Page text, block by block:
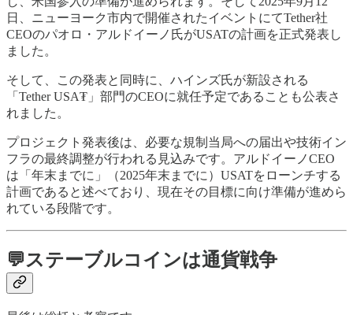
日、ニューヨーク市内で開催されたイベントにてTether社
CEOのパオロ・アルドイーノ氏がUSATの計画を正式発表し
ました。
そして、この発表と同時に、ハインズ氏が新設される
「Tether USA₮」部門のCEOに就任予定であることも公表さ
れました。
プロジェクト発表後は、必要な規制当局への届出や技術イン
フラの最終調整が行われる見込みです。アルドイーノCEO
は「年末までに」（2025年末までに）USATをローンチする
計画であると述べており、現在その目標に向け準備が進めら
れている段階です。
💬ステーブルコインは通貨戦争